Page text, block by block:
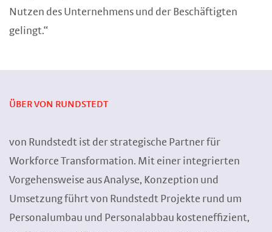
Nutzen des Unternehmens und der Beschäftigten
gelingt.“
ÜBER VON RUNDSTEDT
von Rundstedt ist der strategische Partner für
Workforce Transformation. Mit einer integrierten
Vorgehensweise aus Analyse, Konzeption und
Umsetzung führt von Rundstedt Projekte rund um
Personalumbau und Personalabbau kosteneffizient,